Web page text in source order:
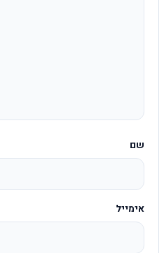
שם
אימייל